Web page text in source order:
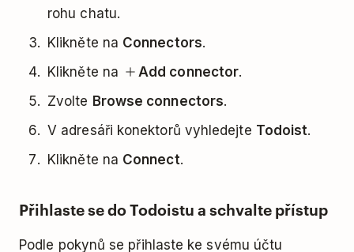
rohu chatu.
Klikněte na Connectors.
Klikněte na
Add connector.
Zvolte Browse connectors.
V adresáři konektorů vyhledejte Todoist.
Klikněte na Connect.
Přihlaste se do Todoistu a schvalte přístup
Podle pokynů se přihlaste ke svému účtu